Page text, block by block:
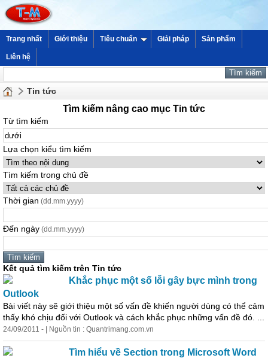
Trang nhất Giới thiệu Tiêu chuẩn Giải pháp Sản phẩm
Liên hệ
Tin tức
Tìm kiếm nâng cao mục Tin tức
Từ tìm kiếm
Lựa chọn kiểu tìm kiếm
Tìm kiếm trong chủ đề
Thời gian (dd.mm.yyyy)
Đến ngày (dd.mm.yyyy)
Kết quả tìm kiếm trên Tin tức
Khắc phục một số lỗi gây bực mình trong
Outlook
Bài viết này sẽ giới thiệu một số vấn đề khiến người dùng có thể cảm
thấy khó chịu đối với Outlook và cách khắc phục những vấn đề đó. ...
24/09/2011 - | Nguồn tin : Quantrimang.com.vn
Tìm hiểu về Section trong Microsoft Word